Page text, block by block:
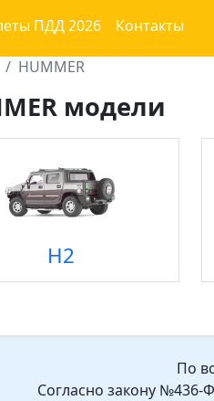
ПДД 2026 Контакты
HUMMER
модели
H2
По
Согласно закону №436-